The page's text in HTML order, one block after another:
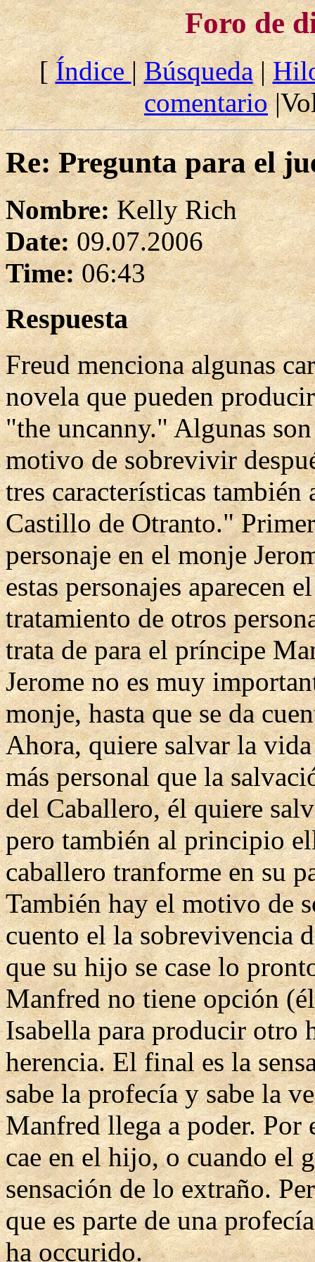
Foro de
[Índice|Búsqueda|
comentario
Re: Pregunta para el
Nombre:Kelly Rich
Date:09.07.2006
Time:06:43
Respuesta
Freud menciona algunas
novela que pueden
"the uncanny." Algunas
motivo de sobrevivir
tres características
Castillo de Otranto."
personaje en el monje
estas personajes aparecen
tratamiento de otros
trata de para el príncipe
Jerome no es muy
monje, hasta que se da
Ahora, quiere salvar la
más personal que la
del Caballero, él quiere
pero también al principio
caballero tranforme en su
También hay el motivo de
cuento el la sobrevivencia
que su hijo se case lo
Manfred no tiene opción
Isabella para producir otro
herencia. El final es la
sabe la profecía y sabe la
Manfred llega a poder. Por
cae en el hijo, o cuando el
sensación de lo extraño.
que es parte de una
ha occurido.